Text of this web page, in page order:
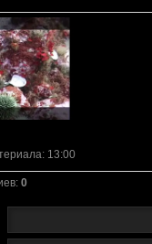
: 13:00
: 0